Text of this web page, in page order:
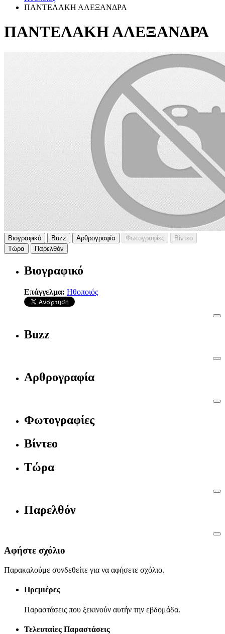
ΠΑΝΤΕΛΑΚΗ ΑΛΕΞΑΝΔΡΑ
ΠΑΝΤΕΛΑΚΗ ΑΛΕΞΑΝΔΡΑ
Βιογραφικό Buzz Αρθρογραφία Φωτογραφίες
Βίντεο
Τώρα
Παρελθόν
Βιογραφικό
Επάγγελμα: Ηθοποιός
Buzz
Αρθρογραφία
Φωτογραφίες
Βίντεο
Τώρα
Παρελθόν
Αφήστε σχόλιο
Παρακαλούμε συνδεθείτε για να αφήσετε σχόλιο.
Πρεμιέρες
Παραστάσεις που ξεκινούν αυτήν την εβδομάδα.
Τελευταίες Παραστάσεις